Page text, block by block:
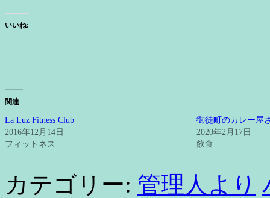
いいね:
関連
La Luz Fitness Club
2016年12月14日
フィットネス
御徒町のカレー屋
2020年2月17日
飲食
カテゴリー: 管理人より